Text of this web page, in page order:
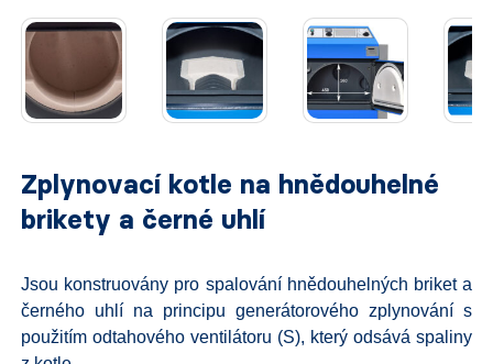
Zplynovací kotle na hnědouhelné
brikety a černé uhlí
Jsou konstruovány pro spalování hnědouhelných briket a
černého uhlí na principu generátorového zplynování s
použitím odtahového ventilátoru (S), který odsává spaliny